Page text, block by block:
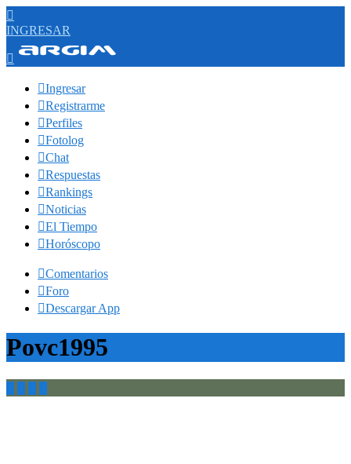

INGRESAR

Ingresar
Registrarme
Perfiles
Fotolog
Chat
Respuestas
Rankings
Noticias
El Tiempo
Horóscopo
Comentarios
Foro
Descargar App
Povc1995